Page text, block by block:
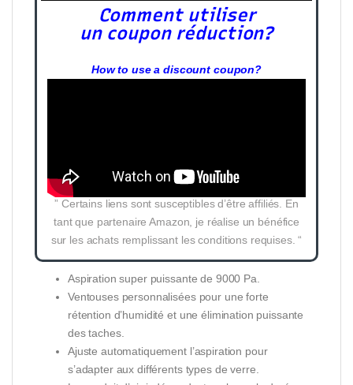
Comment utiliser
un coupon réduction?
How to use a discount coupon?
” Certains liens sont susceptibles d’être affiliés. En
tant que partenaire Amazon, je réalise un bénéfice
sur les achats remplissant les conditions requises. “
Aspiration super puissante de 9000 Pa.
Ventouses personnalisées pour une forte
rétention d’humidité et une élimination puissante
des taches.
Ajuste automatiquement l’aspiration pour
s’adapter aux différents types de verre.